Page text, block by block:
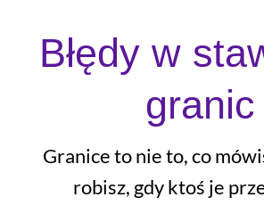
Błędy w
granic
Granice to nie to, co
robisz, gdy ktoś je